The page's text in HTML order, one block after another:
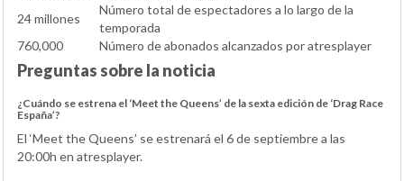
24 millones
Número total de espectadores a lo largo de la
temporada
760,000
Número de abonados alcanzados por atresplayer
Preguntas sobre la noticia
¿Cuándo se estrena el ‘Meet the Queens’ de la sexta edición de ‘Drag Race
España’?
El ‘Meet the Queens’ se estrenará el 6 de septiembre a las
20:00h en atresplayer.